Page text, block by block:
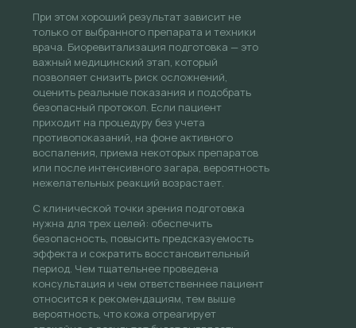
При этом хороший результат зависит не
только от выбранного препарата и техники
врача. Биоревитализация подготовка — это
важный медицинский этап, который
позволяет снизить риск осложнений,
оценить реальные показания и подобрать
безопасный протокол. Если пациент
приходит на процедуру без учета
противопоказаний, на фоне активного
воспаления, приема некоторых препаратов
или после интенсивного загара, вероятность
нежелательных реакций возрастает.
С клинической точки зрения подготовка
нужна для трех целей: обеспечить
безопасность, повысить предсказуемость
эффекта и сократить восстановительный
период. Чем тщательнее проведена
консультация и чем ответственнее пациент
относится к рекомендациям, тем выше
вероятность, что кожа отреагирует